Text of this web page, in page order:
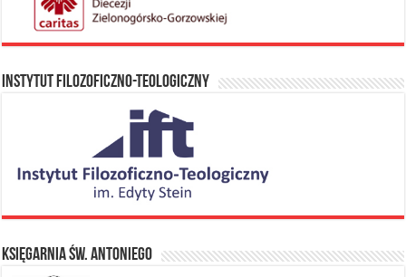
Instytut Filozoficzno-Teologiczny
Księgarnia Św. Antoniego